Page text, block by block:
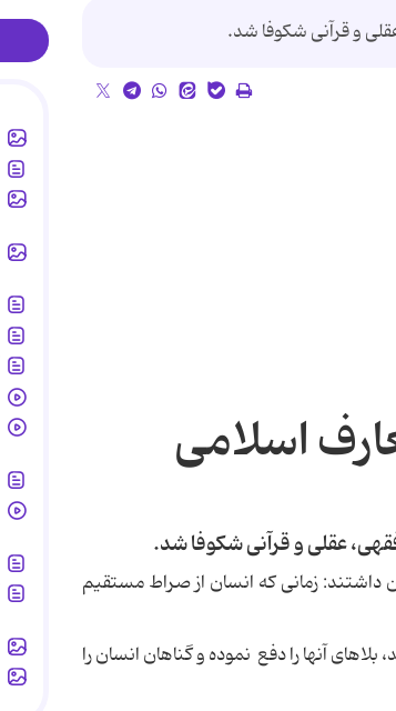
و قرآنی شکوفا شد.
اسلامی
عقلی و قرآنی شکوفا شد.
داشتند: زمانی که انسان از صراط مستقیم
آنها را دفع نموده و گناهان انسان را